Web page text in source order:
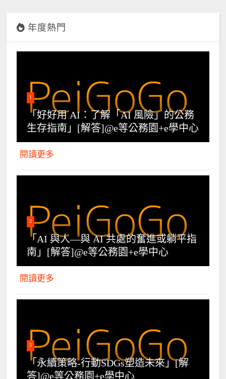
年度熱門
1
「好好用 AI：了解「AI 風險」的公務
生存指南」[解答]@e等公務園+e學中心
閱讀更多
2
「AI 與人—與 AI 共處的奮進或躺平指
南」[解答]@e等公務園+e學中心
閱讀更多
3
「永續策略-行動SDGs塑造未來」[解
答]@e等公務園+e學中心